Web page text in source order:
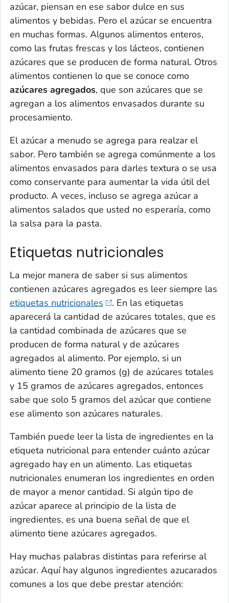
azúcar, piensan en ese sabor dulce en sus
alimentos y bebidas. Pero el azúcar se encuentra
en muchas formas. Algunos alimentos enteros,
como las frutas frescas y los lácteos, contienen
azúcares que se producen de forma natural. Otros
alimentos contienen lo que se conoce como
azúcares agregados, que son azúcares que se
agregan a los alimentos envasados durante su
procesamiento.
El azúcar a menudo se agrega para realzar el
sabor. Pero también se agrega comúnmente a los
alimentos envasados para darles textura o se usa
como conservante para aumentar la vida útil del
producto. A veces, incluso se agrega azúcar a
alimentos salados que usted no esperaría, como
la salsa para la pasta.
Etiquetas nutricionales
La mejor manera de saber si sus alimentos
contienen azúcares agregados es leer siempre las
etiquetas nutricionales
. En las etiquetas
aparecerá la cantidad de azúcares totales, que es
la cantidad combinada de azúcares que se
producen de forma natural y de azúcares
agregados al alimento. Por ejemplo, si un
alimento tiene 20 gramos (g) de azúcares totales
y 15 gramos de azúcares agregados, entonces
sabe que solo 5 gramos del azúcar que contiene
ese alimento son azúcares naturales.
También puede leer la lista de ingredientes en la
etiqueta nutricional para entender cuánto azúcar
agregado hay en un alimento. Las etiquetas
nutricionales enumeran los ingredientes en orden
de mayor a menor cantidad. Si algún tipo de
azúcar aparece al principio de la lista de
ingredientes, es una buena señal de que el
alimento tiene azúcares agregados.
Hay muchas palabras distintas para referirse al
azúcar. Aquí hay algunos ingredientes azucarados
comunes a los que debe prestar atención: